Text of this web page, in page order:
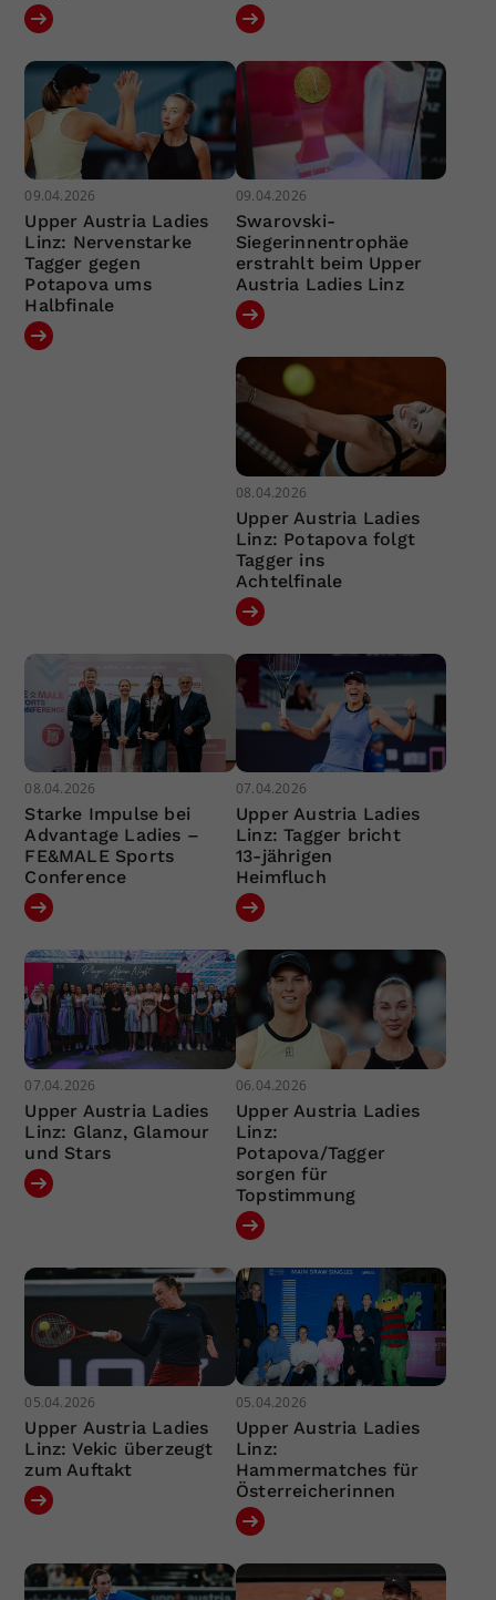
09.04.2026
Upper Austria Ladies
Linz: Nervenstarke
Tagger gegen
Potapova ums
Halbfinale
09.04.2026
Swarovski-
Siegerinnentrophäe
erstrahlt beim Upper
Austria Ladies Linz
08.04.2026
Upper Austria Ladies
Linz: Potapova folgt
Tagger ins
Achtelfinale
08.04.2026
Starke Impulse bei
Advantage Ladies –
FE&MALE Sports
Conference
07.04.2026
Upper Austria Ladies
Linz: Tagger bricht
13-jährigen
Heimfluch
07.04.2026
Upper Austria Ladies
Linz: Glanz, Glamour
und Stars
06.04.2026
Upper Austria Ladies
Linz:
Potapova/Tagger
sorgen für
Topstimmung
05.04.2026
Upper Austria Ladies
Linz: Vekic überzeugt
zum Auftakt
05.04.2026
Upper Austria Ladies
Linz:
Hammermatches für
Österreicherinnen